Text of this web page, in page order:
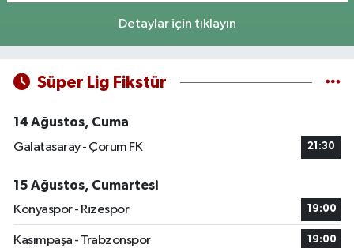
Detaylar için tıklayın
Süper Lig Fikstür
14 Ağustos, Cuma
Galatasaray - Çorum FK
21:30
15 Ağustos, Cumartesi
Konyaspor - Rizespor
19:00
Kasımpaşa - Trabzonspor 19:00